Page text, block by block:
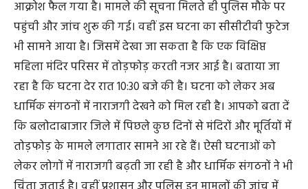
आक्रोश फैल गया है। मामले की सूचना मिलते ही पुलिस मौके पर
पहुंची और जांच शुरू की गई। वहीं इस घटना का सीसीटीवी फुटेज
भी सामने आया है। जिसमें देखा जा सकता है कि एक विक्षिप्त
महिला मंदिर परिसर में तोड़फोड़ करती नजर आई है। बताया जा
रहा है कि घटना देर रात 10:30 बजे की है। घटना को लेकर अब
धार्मिक संगठनों में नाराजगी देखने को मिल रही है। आपको बता दें
कि बलोदाबाजार जिले में पिछले कुछ दिनों से मंदिरों और मूर्तियों में
तोड़फोड़ के मामले लगातार सामने आ रहे हैं। ऐसी घटनाओं को
लेकर लोगों में नाराजगी बढ़ती जा रही है और धार्मिक संगठनों ने भी